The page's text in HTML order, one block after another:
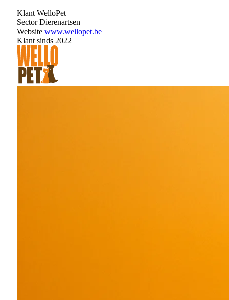
Klant WelloPet
Sector Dierenartsen
Website www.wellopet.be
Klant sinds 2022